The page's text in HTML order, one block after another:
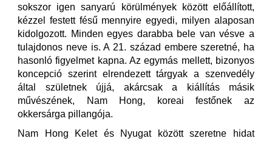
sokszor igen sanyarú körülmények között előállított,
kézzel festett fésű mennyire egyedi, milyen alaposan
kidolgozott. Minden egyes darabba bele van vésve a
tulajdonos neve is. A 21. század embere szeretné, ha
hasonló figyelmet kapna. Az egymás mellett, bizonyos
koncepció szerint elrendezett tárgyak a szenvedély
által születnek újjá, akárcsak a kiállítás másik
művészének, Nam Hong, koreai festőnek az
okkersárga pillangója.
Nam Hong Kelet és Nyugat között szeretne hidat